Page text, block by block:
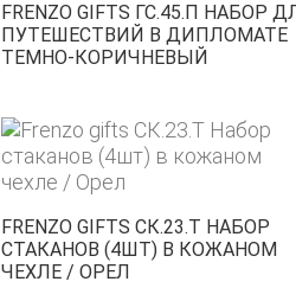
FRENZO GIFTS ГС.45.П НАБОР
ПУТЕШЕСТВИЙ В ДИПЛОМАТЕ
ТЕМНО-КОРИЧНЕВЫЙ
FRENZO GIFTS СК.23.Т НАБОР
СТАКАНОВ (4ШТ) В КОЖАНОМ
ЧЕХЛЕ / ОРЕЛ